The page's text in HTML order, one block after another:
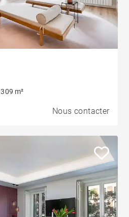
309 m²
Nous contacter